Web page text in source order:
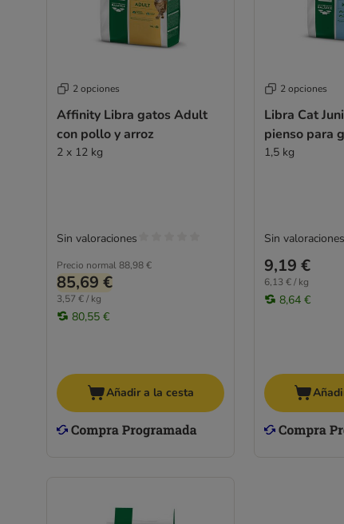
2 opciones
Affinity Libra gatos Adult
con pollo y arroz
2 x 12 kg
Precio normal88,98 €
85,69 €
3,57 € / kg
80,55 €
Sin valoraciones
Añadir a la cesta
2 opciones
Libra Cat
pienso para
1,5 kg
9,19 €
6,13 € / kg
8,64 €
Sin valoraciones